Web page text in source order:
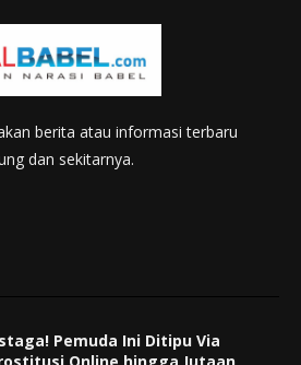
berita atau informasi terbaru
dan sekitarnya.
Pemuda Ini Ditipu Via